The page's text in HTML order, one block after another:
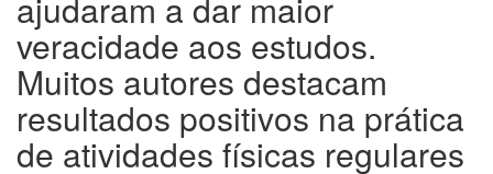
veracidade aos estudos.
Muitos autores destacam
resultados positivos na prática
de atividades físicas regulares